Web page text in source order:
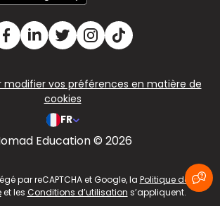
modifier vos préférences en matière de
cookies
FR
Education © 2026
par reCAPTCHA et Google, la Politique de
et les Conditions d’utilisation s’appliquent.